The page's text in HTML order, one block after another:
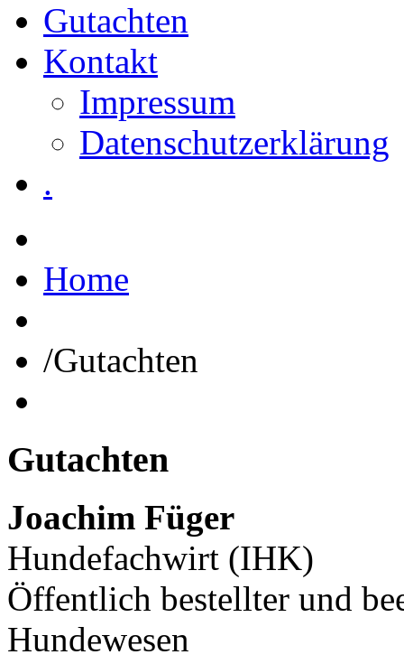
Gutachten
Kontakt
Impressum
Datenschutzerklärung
.
Home
/Gutachten
Gutachten
Joachim Füger
Hundefachwirt (IHK)
Öffentlich bestellter und
Hundewesen